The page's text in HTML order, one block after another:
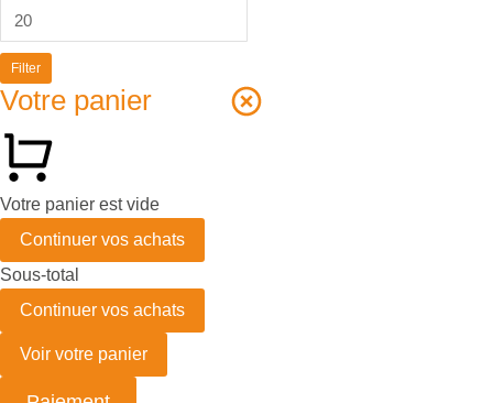
Filter
Votre panier
Votre panier est vide
Continuer vos achats
Sous-total
Continuer vos achats
Voir votre panier